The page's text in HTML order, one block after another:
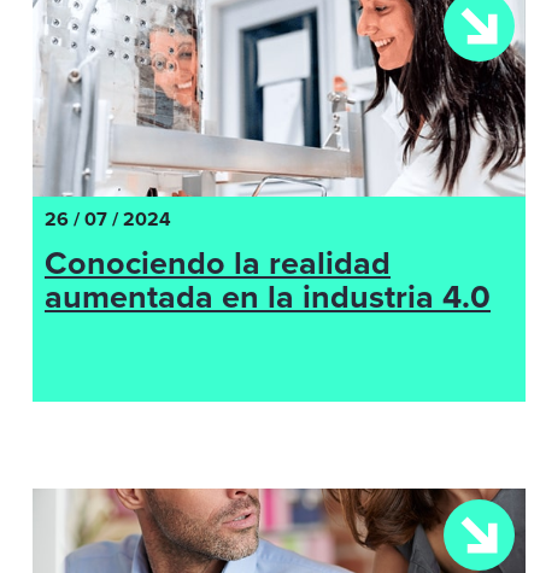
26 / 07 / 2024
Conociendo la realidad
aumentada en la industria 4.0